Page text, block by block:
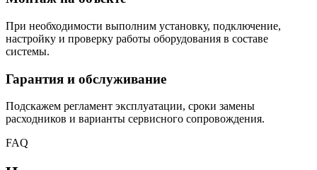
При необходимости выполним установку, подключение,
настройку и проверку работы оборудования в составе
системы.
Гарантия и обслуживание
Подскажем регламент эксплуатации, сроки замены
расходников и варианты сервисного сопровождения.
FAQ